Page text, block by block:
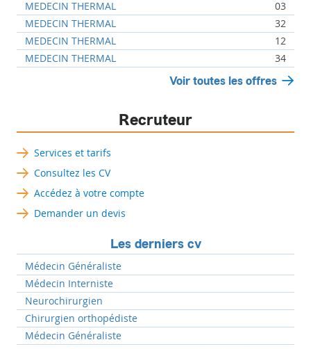
MEDECIN THERMAL
03
MEDECIN THERMAL
32
MEDECIN THERMAL
12
MEDECIN THERMAL
34
Voir toutes les offres
Recruteur
Services et tarifs
Consultez les CV
Accédez à votre compte
Demander un devis
Les derniers cv
Médecin Généraliste
Médecin Interniste
Neurochirurgien
Chirurgien orthopédiste
Médecin Généraliste